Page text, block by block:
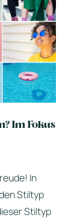
Im Fokus
In
Stiltyp
Stiltyp